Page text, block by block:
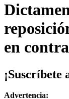
en
¡Suscríbete
Advertencia: